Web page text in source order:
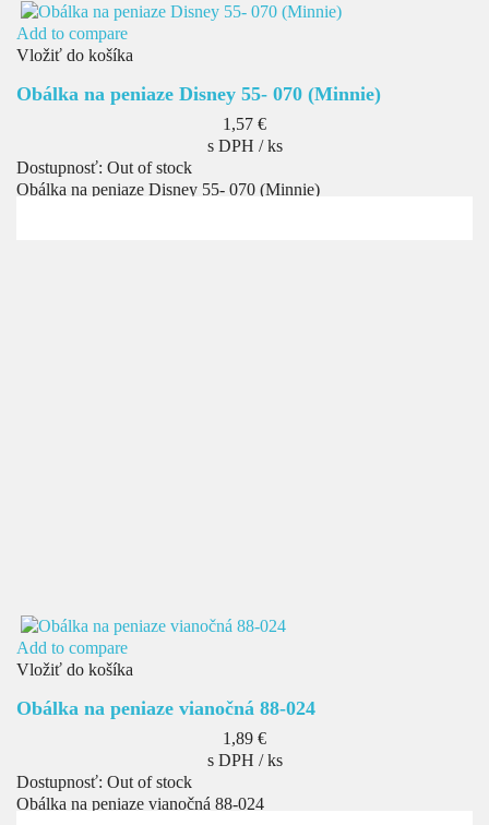
Add to compare
Vložiť do košíka
Obálka na peniaze Disney 55- 070 (Minnie)
Cena
1,57 €
s DPH / ks
Dostupnosť: Out of stock
Obálka na peniaze Disney 55- 070 (Minnie)
Add to compare
Vložiť do košíka
Obálka na peniaze vianočná 88-024
Cena
1,89 €
s DPH / ks
Dostupnosť: Out of stock
Obálka na peniaze vianočná 88-024